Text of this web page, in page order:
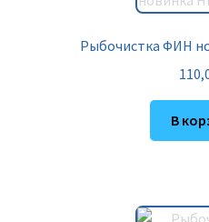
Рыбочистка ФИН
В